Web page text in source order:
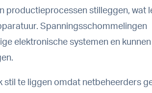
productieprocessen stilleggen, wat
Spanningsschommelingen
elektronische systemen en
stil te liggen omdat netbeheerders